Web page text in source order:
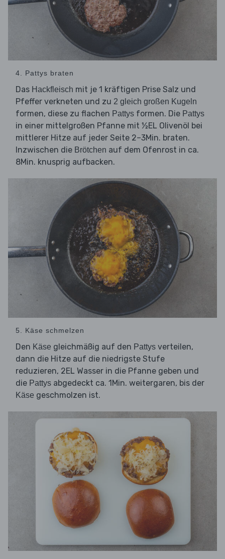
4. Pattys braten
Das Hackfleisch mit je 1 kräftigen Prise Salz und
Pfeffer verkneten und zu 2 gleich großen Kugeln
formen, diese zu flachen Pattys formen. Die Pattys
in einer mittelgroßen Pfanne mit ½EL Olivenöl bei
mittlerer Hitze auf jeder Seite 2–3Min. braten.
Inzwischen die Brötchen auf dem Ofenrost in ca.
8Min. knusprig aufbacken.
5. Käse schmelzen
Den Käse gleichmäßig auf den Pattys verteilen,
dann die Hitze auf die niedrigste Stufe
reduzieren, 2EL Wasser in die Pfanne geben und
die Pattys abgedeckt ca. 1Min. weitergaren, bis der
Käse geschmolzen ist.